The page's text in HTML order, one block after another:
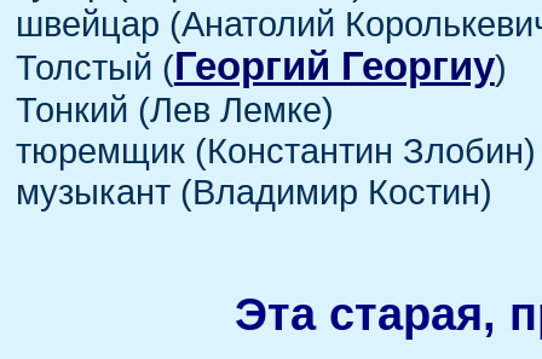
швейцар (Анатолий
Толстый (Георгий Георгиу)
Тонкий (Лев Лемке)
тюремщик (Константин Злобин)
музыкант (Владимир Костин)
Эта старая,